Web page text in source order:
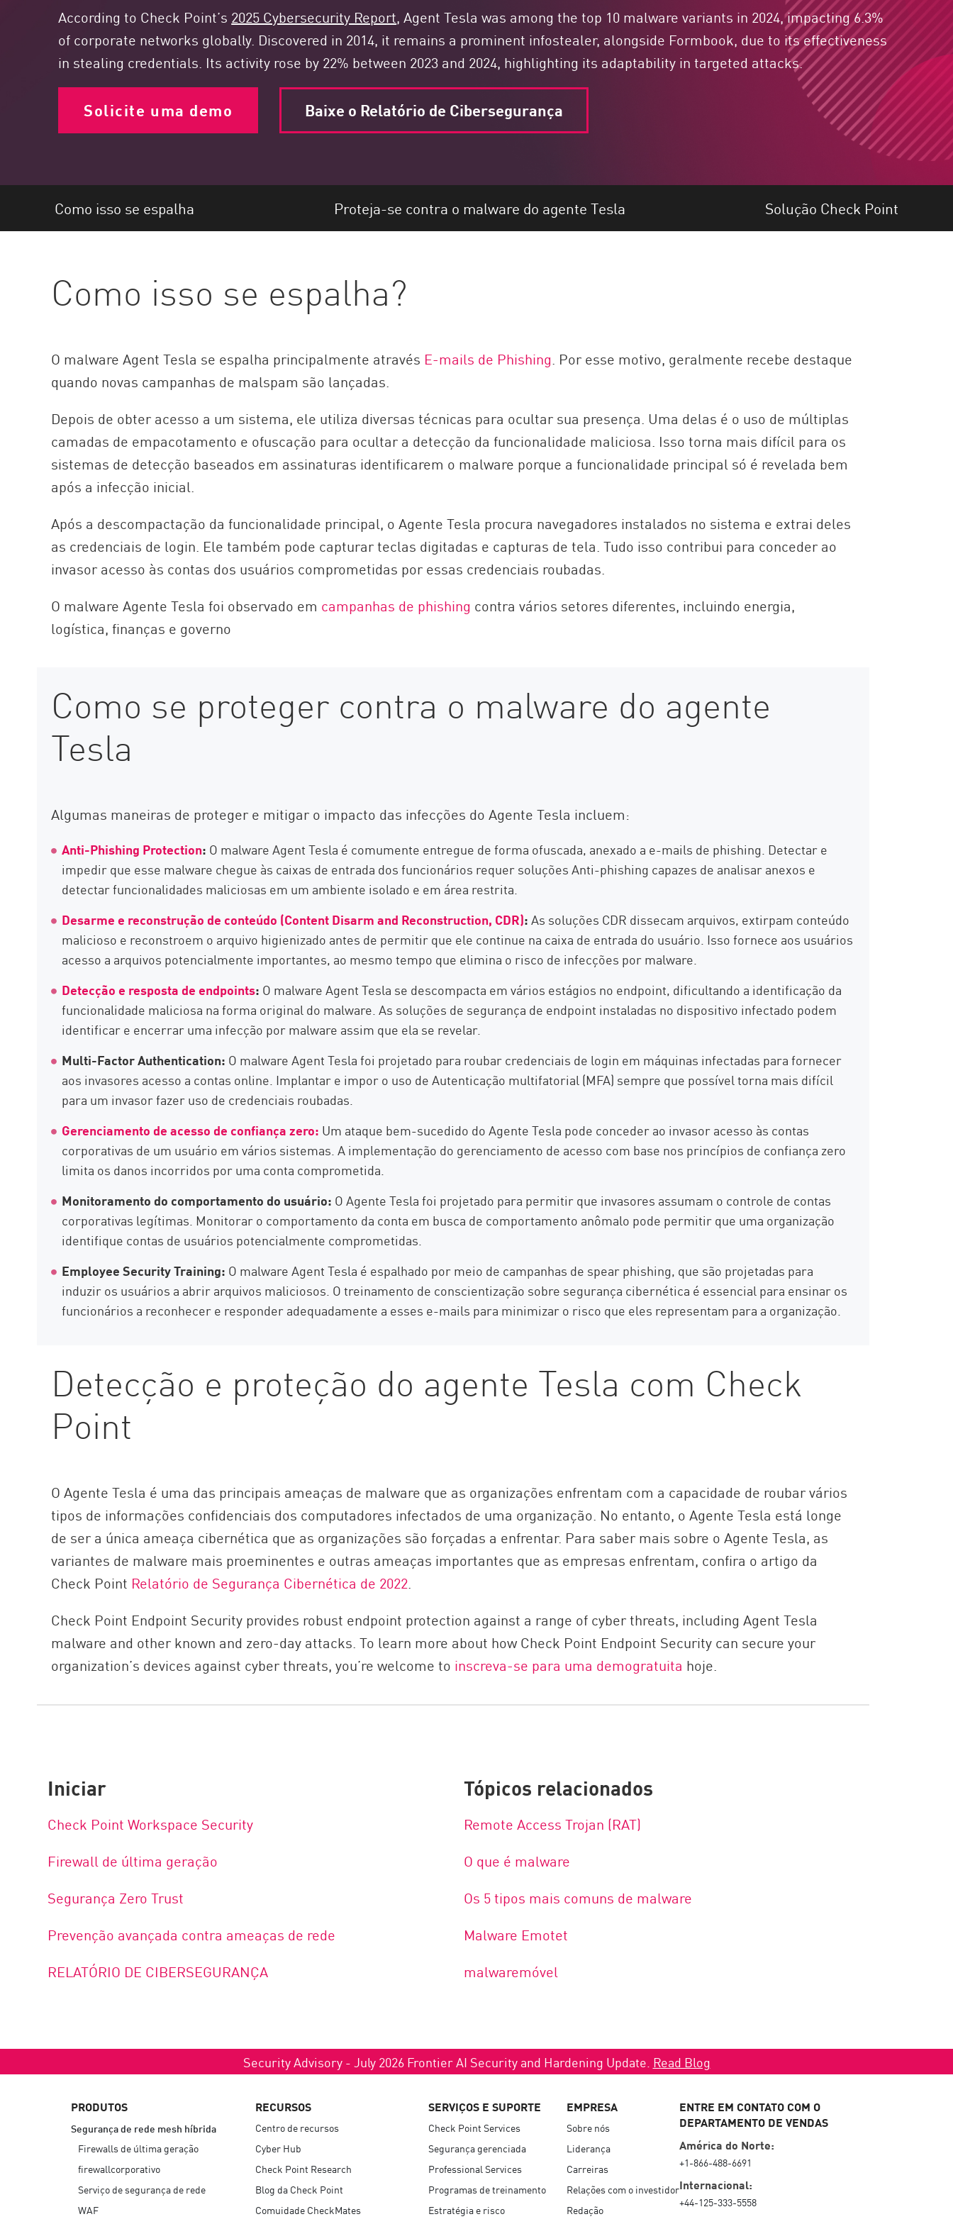
Pesquisar
SaaS
GERENCIAMENTO DE EXPOSIÇÃO
Inteligência de ameaça
IA do ThreatCloud
AI Red Teaming
Ver produtos de A a Z
According to Check Point’s 2025 Cybersecurity Report, Agent Tesla was among the top 10 malware variants in 2024, impacting 6.3%
of corporate networks globally. Discovered in 2014, it remains a prominent infostealer, alongside Formbook, due to its effectiveness
in stealing credentials. Its activity rose by 22% between 2023 and 2024, highlighting its adaptability in targeted attacks.
Solicite uma demo Baixe o Relatório de Cibersegurança
Como isso se espalha Proteja-se contra o malware do agente Tesla Solução Check Point
Como isso se espalha?
O malware Agent Tesla se espalha principalmente através E-mails de Phishing . Por esse motivo, geralmente recebe destaque
quando novas campanhas de malspam são lançadas.
Depois de obter acesso a um sistema, ele utiliza diversas técnicas para ocultar sua presença. Uma delas é o uso de múltiplas
camadas de empacotamento e ofuscação para ocultar a detecção da funcionalidade maliciosa. Isso torna mais difícil para os
sistemas de detecção baseados em assinaturas identificarem o malware porque a funcionalidade principal só é revelada bem
após a infecção inicial.
Após a descompactação da funcionalidade principal, o Agente Tesla procura navegadores instalados no sistema e extrai deles
as credenciais de login. Ele também pode capturar teclas digitadas e capturas de tela. Tudo isso contribui para conceder ao
invasor acesso às contas dos usuários comprometidas por essas credenciais roubadas.
O malware Agente Tesla foi observado em campanhas de phishing contra vários setores diferentes, incluindo energia,
logística, finanças e governo
Como se proteger contra o malware do agente
Tesla
Algumas maneiras de proteger e mitigar o impacto das infecções do Agente Tesla incluem:
Anti-Phishing Protection: O malware Agent Tesla é comumente entregue de forma ofuscada, anexado a e-mails de phishing. Detectar e
impedir que esse malware chegue às caixas de entrada dos funcionários requer soluções Anti-phishing capazes de analisar anexos e
detectar funcionalidades maliciosas em um ambiente isolado e em área restrita.
Desarme e reconstrução de conteúdo (Content Disarm and Reconstruction, CDR):As soluções CDR dissecam arquivos, extirpam conteúdo
malicioso e reconstroem o arquivo higienizado antes de permitir que ele continue na caixa de entrada do usuário. Isso fornece aos usuários
acesso a arquivos potencialmente importantes, ao mesmo tempo que elimina o risco de infecções por malware.
Detecção e resposta de endpoints: O malware Agent Tesla se descompacta em vários estágios no endpoint, dificultando a identificação da
funcionalidade maliciosa na forma original do malware. As soluções de segurança de endpoint instaladas no dispositivo infectado podem
identificar e encerrar uma infecção por malware assim que ela se revelar.
Multi-Factor Authentication: O malware Agent Tesla foi projetado para roubar credenciais de login em máquinas infectadas para fornecer
aos invasores acesso a contas online. Implantar e impor o uso de Autenticação multifatorial (MFA) sempre que possível torna mais difícil
para um invasor fazer uso de credenciais roubadas.
Gerenciamento de acesso de confiança zero: Um ataque bem-sucedido do Agente Tesla pode conceder ao invasor acesso às contas
corporativas de um usuário em vários sistemas. A implementação do gerenciamento de acesso com base nos princípios de confiança zero
limita os danos incorridos por uma conta comprometida.
Monitoramento do comportamento do usuário: O Agente Tesla foi projetado para permitir que invasores assumam o controle de contas
corporativas legítimas. Monitorar o comportamento da conta em busca de comportamento anômalo pode permitir que uma organização
identifique contas de usuários potencialmente comprometidas.
Employee Security Training: O malware Agent Tesla é espalhado por meio de campanhas de spear phishing, que são projetadas para
induzir os usuários a abrir arquivos maliciosos. O treinamento de conscientização sobre segurança cibernética é essencial para ensinar os
funcionários a reconhecer e responder adequadamente a esses e-mails para minimizar o risco que eles representam para a organização.
Detecção e proteção do agente Tesla com Check
Point
O Agente Tesla é uma das principais ameaças de malware que as organizações enfrentam com a capacidade de roubar vários
tipos de informações confidenciais dos computadores infectados de uma organização. No entanto, o Agente Tesla está longe
de ser a única ameaça cibernética que as organizações são forçadas a enfrentar. Para saber mais sobre o Agente Tesla, as
variantes de malware mais proeminentes e outras ameaças importantes que as empresas enfrentam, confira o artigo da
Check Point Relatório de Segurança Cibernética de 2022
Check Point Endpoint Security provides robust endpoint protection against a range of cyber threats, including Agent Tesla
malware and other known and zero-day attacks. To learn more about how Check Point Endpoint Security can secure your
organization’s devices against cyber threats, you’re welcome to inscreva-se para uma demogratuita hoje.
Iniciar
Check Point Workspace Security
Firewall de última geração
Segurança Zero Trust
Prevenção avançada contra ameaças de rede
RELATÓRIO DE CIBERSEGURANÇA
Tópicos relacionados
Remote Access Trojan (RAT)
O que é malware
Os 5 tipos mais comuns de malware
Malware Emotet
malwaremóvel
Security Advisory - July 2026 Frontier AI Security and Hardening Update. Read Blog
PRODUTOS
Segurança de rede mesh híbrida
Firewalls de última geração
firewallcorporativo
Serviço de segurança de rede
WAF
RECURSOS
Centro de recursos
Cyber Hub
Check Point Research
Blog da Check Point
Comuidade CheckMates
SERVIÇOS E SUPORTE
Check Point Services
Segurança gerenciada
Professional Services
Programas de treinamento
Estratégia e risco
EMPRESA
Sobre nós
Liderança
Carreiras
Relações com o investidor
Redação
ENTRE EM CONTATO COM O
DEPARTAMENTO DE VENDAS
América do Norte:
+1-866-488-6691
Internacional:
+44-125-333-5558